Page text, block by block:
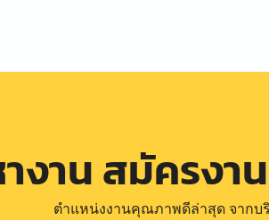
งาน สมัครงาน
ตำแหน่งงานคุณภาพดีล่าสุด จาก